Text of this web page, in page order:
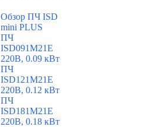
Обзор ПЧ ISD
mini PLUS
ПЧ
ISD091M21E
220В, 0.09 кВт
ПЧ
ISD121M21E
220В, 0.12 кВт
ПЧ
ISD181M21E
220В, 0.18 кВт